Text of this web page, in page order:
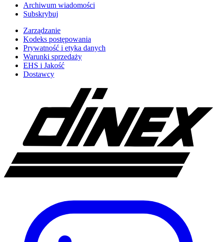
Archiwum wiadomości
Subskrybuj
Zarządzanie
Kodeks postępowania
Prywatność i etyka danych
Warunki sprzedaży
EHS i Jakość
Dostawcy